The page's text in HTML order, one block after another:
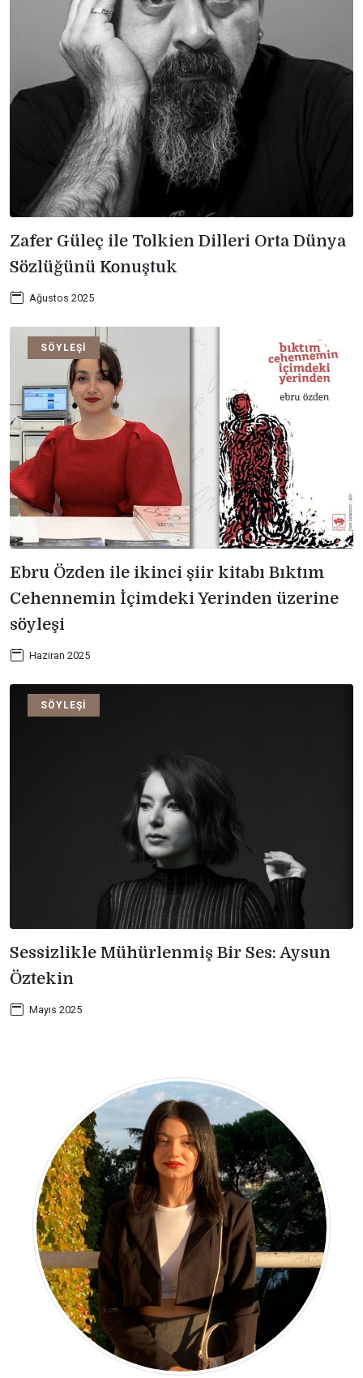
Zafer Güleç ile Tolkien Dilleri Orta Dünya
Sözlüğünü Konuştuk
Ağustos 2025
SÖYLEŞI
Ebru Özden ile ikinci şiir kitabı Bıktım
Cehennemin İçimdeki Yerinden üzerine
söyleşi
Haziran 2025
SÖYLEŞI
Sessizlikle Mühürlenmiş Bir Ses: Aysun
Öztekin
Mayıs 2025